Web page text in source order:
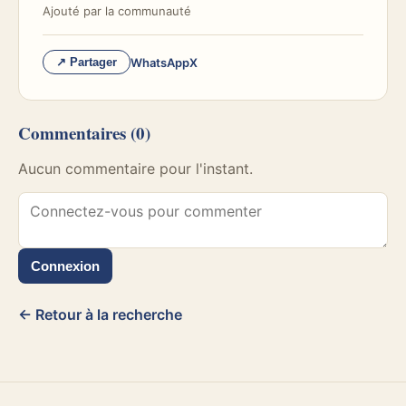
Ajouté par la communauté
↗ Partager WhatsAppX
Commentaires (0)
Aucun commentaire pour l'instant.
Connexion
← Retour à la recherche